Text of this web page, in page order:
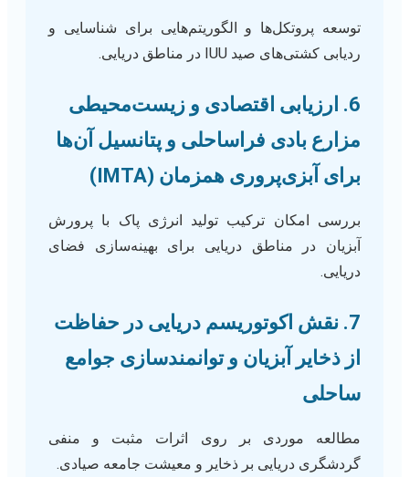
توسعه پروتکل‌ها و الگوریتم‌هایی برای شناسایی و
ردیابی کشتی‌های صید IUU در مناطق دریایی.
6. ارزیابی اقتصادی و زیست‌محیطی
مزارع بادی فراساحلی و پتانسیل آن‌ها
برای آبزی‌پروری همزمان (IMTA)
بررسی امکان ترکیب تولید انرژی پاک با پرورش
آبزیان در مناطق دریایی برای بهینه‌سازی فضای
دریایی.
7. نقش اکوتوریسم دریایی در حفاظت
از ذخایر آبزیان و توانمندسازی جوامع
ساحلی
مطالعه موردی بر روی اثرات مثبت و منفی
گردشگری دریایی بر ذخایر و معیشت جامعه صیادی.